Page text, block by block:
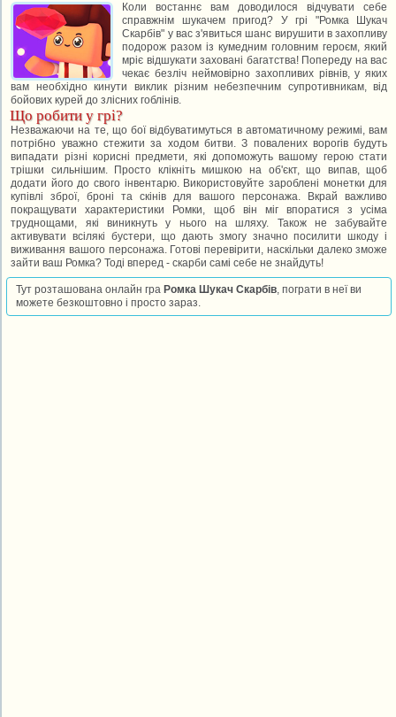
Коли востаннє вам доводилося відчувати себе
справжнім шукачем пригод? У грі "Ромка Шукач
Скарбів" у вас з'явиться шанс вирушити в захопливу
подорож разом із кумедним головним героєм, який
мріє відшукати заховані багатства! Попереду на вас
чекає безліч неймовірно захопливих рівнів, у яких
вам необхідно кинути виклик різним небезпечним супротивникам, від
бойових курей до злісних гоблінів.
Що робити у грі?
Незважаючи на те, що бої відбуватимуться в автоматичному режимі, вам
потрібно уважно стежити за ходом битви. З повалених ворогів будуть
випадати різні корисні предмети, які допоможуть вашому герою стати
трішки сильнішим. Просто клікніть мишкою на об'єкт, що випав, щоб
додати його до свого інвентарю. Використовуйте зароблені монетки для
купівлі зброї, броні та скінів для вашого персонажа. Вкрай важливо
покращувати характеристики Ромки, щоб він міг впоратися з усіма
труднощами, які виникнуть у нього на шляху. Також не забувайте
активувати всілякі бустери, що дають змогу значно посилити шкоду і
виживання вашого персонажа. Готові перевірити, наскільки далеко зможе
зайти ваш Ромка? Тоді вперед - скарби самі себе не знайдуть!
Тут розташована онлайн гра Ромка Шукач Скарбів, пограти в неї ви
можете безкоштовно і просто зараз.